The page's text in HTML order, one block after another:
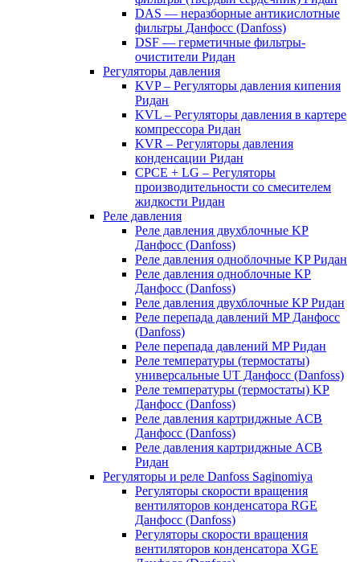
DAS — неразборные антикислотные
фильтры Данфосс (Danfoss)
DSF — герметичные фильтры-
очистители Ридан
Регуляторы давления
KVP – Регуляторы давления кипения
Ридан
KVL – Регуляторы давления в картере
компрессора Ридан
KVR – Регуляторы давления
конденсации Ридан
CPCE + LG – Регуляторы
производительности со смесителем
жидкости Ридан
Реле давления
Реле давления двухблочные KP
Данфосс (Danfoss)
Реле давления одноблочные KP Ридан
Реле давления одноблочные KP
Данфосс (Danfoss)
Реле давления двухблочные KP Ридан
Реле перепада давлений MP Данфосс
(Danfoss)
Реле перепада давлений MP Ридан
Реле температуры (термостаты)
универсальные UT Данфосс (Danfoss)
Реле температуры (термостаты) KP
Данфосс (Danfoss)
Реле давления картриджные ACB
Данфосс (Danfoss)
Реле давления картриджные ACB
Ридан
Регуляторы и реле Danfoss Saginomiya
Регуляторы скорости вращения
вентиляторов конденсатора RGE
Данфосс (Danfoss)
Регуляторы скорости вращения
вентиляторов конденсатора XGE